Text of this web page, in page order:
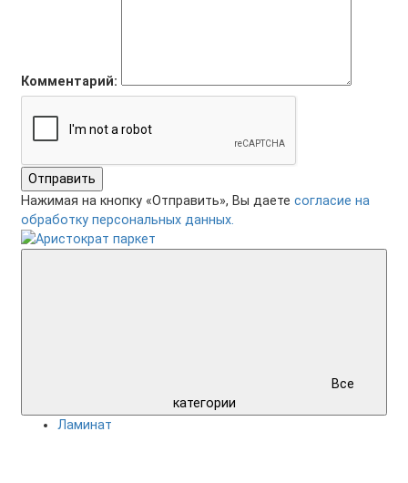
Комментарий:
Отправить
Нажимая на кнопку «Отправить», Вы даете согласие на
обработку персональных данных.
Все
категории
Ламинат